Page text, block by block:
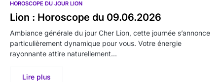
HOROSCOPE DU JOUR LION
Lion : Horoscope du 09.06.2026
Ambiance générale du jour Cher Lion, cette journée s’annonce
particulièrement dynamique pour vous. Votre énergie
rayonnante attire naturellement…
Lire plus